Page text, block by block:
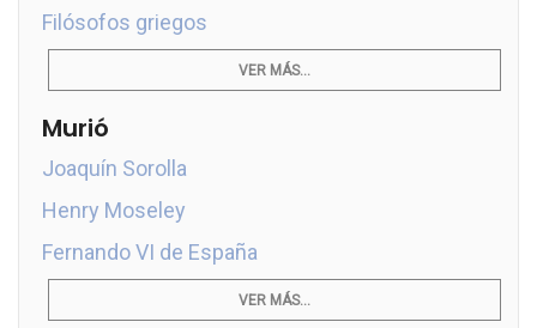
Filósofos griegos
VER MÁS...
Murió
Joaquín Sorolla
Henry Moseley
Fernando VI de España
VER MÁS...